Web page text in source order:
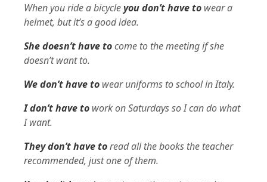
When you ride a bicycleyou don’t have to wear a
helmet, but it’s a good idea.
She doesn’t have tocome to the meeting if she
doesn’t want to.
We don’t have to wear uniforms to school in Italy.
I don’t have to work on Saturdays so I can do what
I want.
They don’t have toread all the books the teacher
recommended, just one of them.